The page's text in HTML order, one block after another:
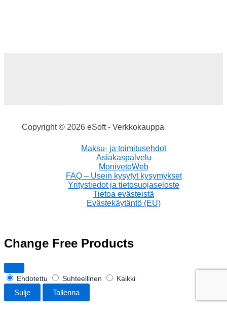
Copyright © 2026 eSoft - Verkkokauppa
Maksu- ja toimitusehdot
Asiakaspalvelu
MonivetoWeb
FAQ – Usein kysytyt kysymykset
Yritystiedot ja tietosuojaseloste
Tietoa evästeistä
Evästekäytäntö (EU)
Change Free Products
Ehdotettu Suhteellinen Kaikki
Sulje Tallenna